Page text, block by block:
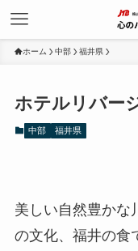
ホーム 中部 福井県
ホテルリバー
中部 福井県
美しい自然豊かな
の文化、福井の食